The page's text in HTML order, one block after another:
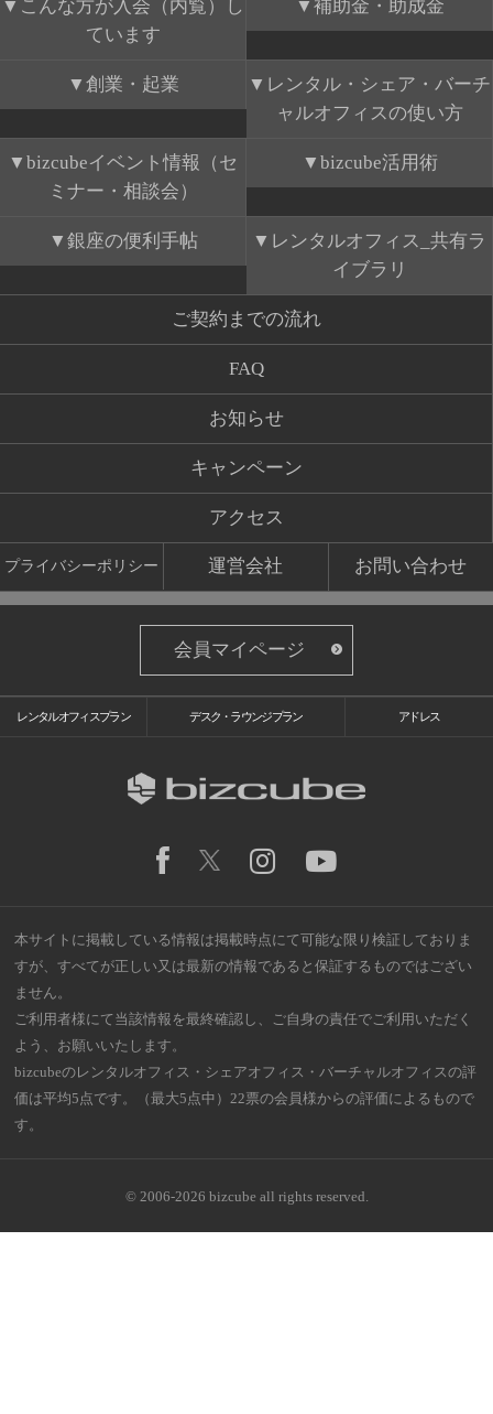
こんな方が入会（内覧）し
ています
補助金・助成金
創業・起業
レンタル・シェア・バーチ
ャルオフィスの使い方
bizcubeイベント情報（セ
ミナー・相談会）
bizcube活用術
銀座の便利手帖
レンタルオフィス_共有ラ
イブラリ
ご契約までの流れ
FAQ
お知らせ
キャンペーン
アクセス
プライバシーポリシー 運営会社 お問い合わせ
会員マイページ
レンタルオフィスプラン デスク・ラウンジプラン アドレス
本サイトに掲載している情報は掲載時点にて可能な限り検証しておりま
すが、すべてが正しい又は最新の情報であると保証するものではござい
ません。
ご利用者様にて当該情報を最終確認し、ご自身の責任でご利用いただく
よう、お願いいたします。
bizcubeのレンタルオフィス・シェアオフィス・バーチャルオフィスの評
価は平均5点です。（最大5点中）22票の会員様からの評価によるもので
す。
© 2006-2026 bizcube all rights reserved.